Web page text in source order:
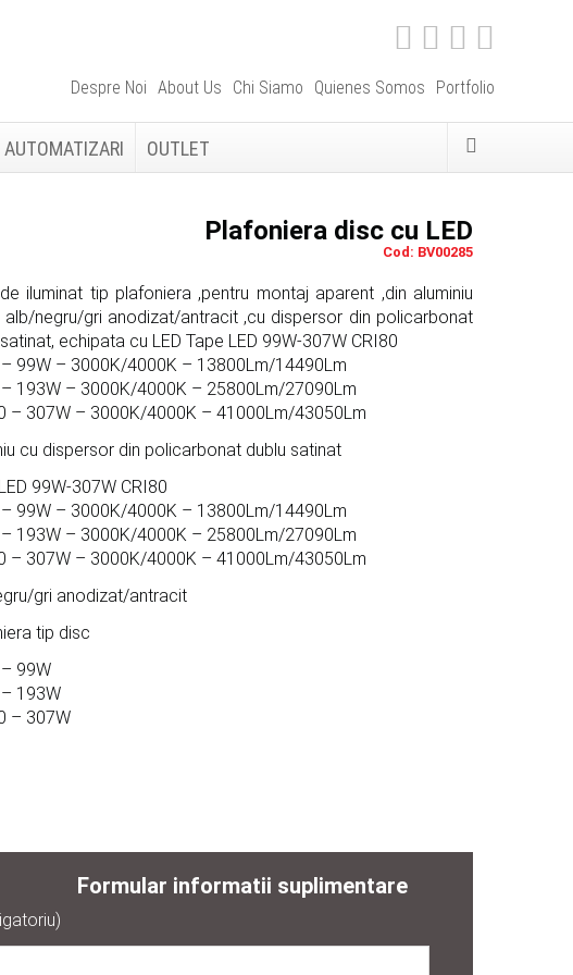
Despre Noi About Us Chi Siamo Quienes Somos Portfolio
OUTLET
Plafoniera disc cu LED
Cod: BV00285
iluminat tip plafoniera ,pentru montaj aparent ,din aluminiu
alb/negru/gri anodizat/antracit ,cu dispersor din policarbonat
echipata cu LED Tape LED 99W-307W CRI80
99W – 3000K/4000K – 13800Lm/14490Lm
193W – 3000K/4000K – 25800Lm/27090Lm
– 307W – 3000K/4000K – 41000Lm/43050Lm
cu dispersor din policarbonat dublu satinat
99W-307W CRI80
99W – 3000K/4000K – 13800Lm/14490Lm
193W – 3000K/4000K – 25800Lm/27090Lm
– 307W – 3000K/4000K – 41000Lm/43050Lm
gri anodizat/antracit
tip disc
99W
193W
– 307W
Formular informatii suplimentare